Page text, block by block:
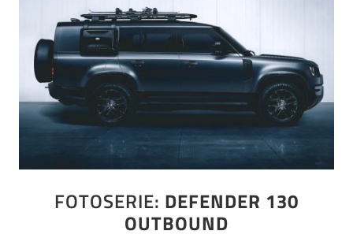
FOTOSERIE: DEFENDER 130
OUTBOUND